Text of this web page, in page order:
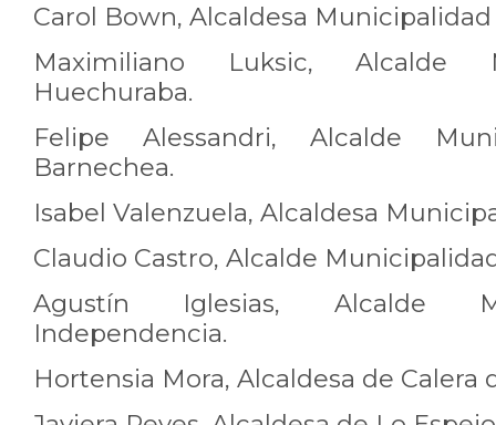
Carol Bown, Alcaldesa
Maximiliano Luksic, Alcalde
Huechuraba.
Felipe Alessandri, Alcalde
Barnechea.
Isabel Valenzuela, Alcaldesa
Claudio Castro, Alcalde
Agustín Iglesias, Alcalde
Independencia.
Hortensia Mora, Alcaldesa de Calera